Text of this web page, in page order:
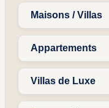
Maisons / Villas
Appartements
Villas de Luxe